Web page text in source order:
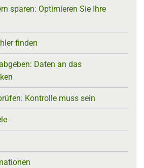
sparen: Optimieren Sie Ihre
finden
Daten an das
Kontrolle muss sein